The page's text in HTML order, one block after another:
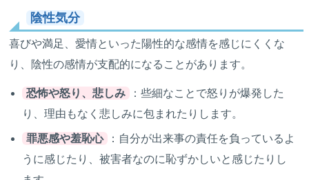
陰性気分
喜びや満足、愛情といった陽性的な感情を感じにくくな
り、陰性の感情が支配的になることがあります。
恐怖や怒り、悲しみ
：些細なことで怒りが爆発した
り、理由もなく悲しみに包まれたりします。
罪悪感や羞恥心
：自分が出来事の責任を負っているよ
うに感じたり、被害者なのに恥ずかしいと感じたりし